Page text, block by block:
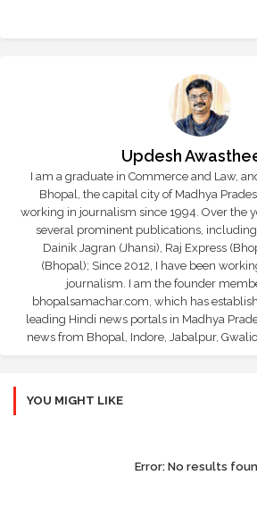
Updesh
I am a graduate in Commerce and Law,
Bhopal, the capital city of Madhya
working in journalism since 1994. Over the
several prominent publications,
Dainik Jagran (Jhansi), Raj Express
(Bhopal); Since 2012, I have been
journalism. I am the founder
bhopalsamachar.com, which has
leading Hindi news portals in Madhya
news from Bhopal, Indore, Jabalpur,
YOU MIGHT LIKE
Error: No results